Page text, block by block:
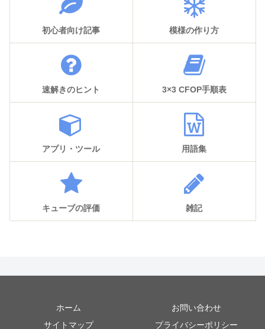
初心者向け記事 模様の作り方
速解きのヒント 3×3 CFOP手順表
アプリ・ツール 用語集
キューブの評価 雑記
ホーム
お問い合わせ
サイトマップ
プライバシーポリシー